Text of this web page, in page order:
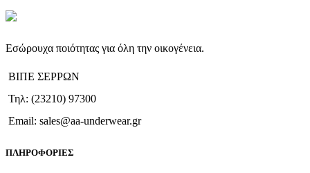
παραλλαγές.
Οι
μπορούν
επιλεγούν
στη
σελίδα
προϊόντος
Εσώρουχα ποιότητας για όλη την οικογένεια.
ΒΙΠΕ ΣΕΡΡΩΝ
Τηλ: (23210) 97300
Email: sales@aa-underwear.gr
ΠΛΗΡΟΦΟΡΙΕΣ